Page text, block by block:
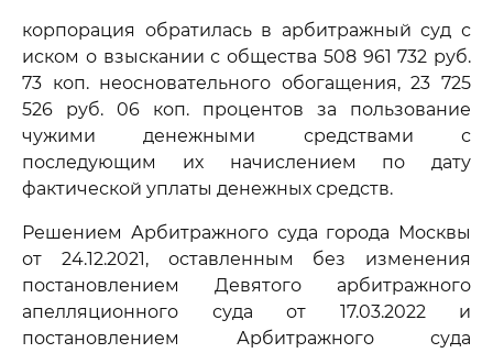
корпорация обратилась в арбитражный суд с
иском о взыскании с общества 508 961 732 руб.
73 коп. неосновательного обогащения, 23 725
526 руб. 06 коп. процентов за пользование
чужими денежными средствами с
последующим их начислением по дату
фактической уплаты денежных средств.
Решением Арбитражного суда города Москвы
от 24.12.2021, оставленным без изменения
постановлением Девятого арбитражного
апелляционного суда от 17.03.2022 и
постановлением Арбитражного суда